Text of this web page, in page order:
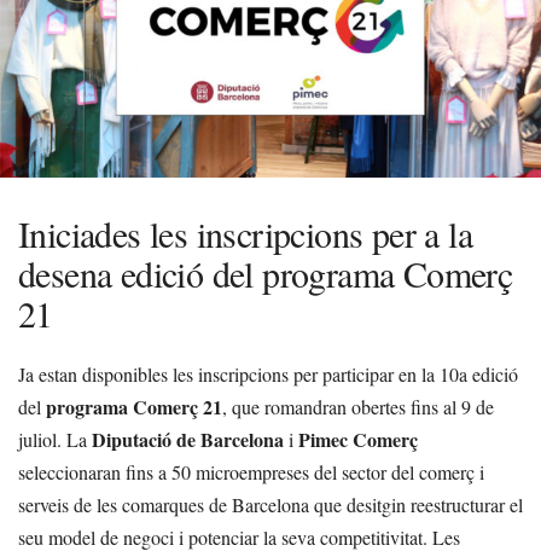
Iniciades les inscripcions per a la
desena edició del programa Comerç
21
Ja estan disponibles les inscripcions per participar en la 10a edició
del programa Comerç 21, que romandran obertes fins al 9 de
juliol. La Diputació de Barcelonai Pimec Comerç
seleccionaran fins a 50 microempreses del sector del comerç i
serveis de les comarques de Barcelona que desitgin reestructurar el
seu model de negoci i potenciar la seva competitivitat. Les